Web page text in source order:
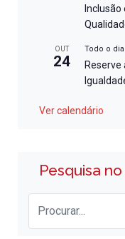
OUT
24
Todo o dia
Reserve
Ver calendário
Pesquisa